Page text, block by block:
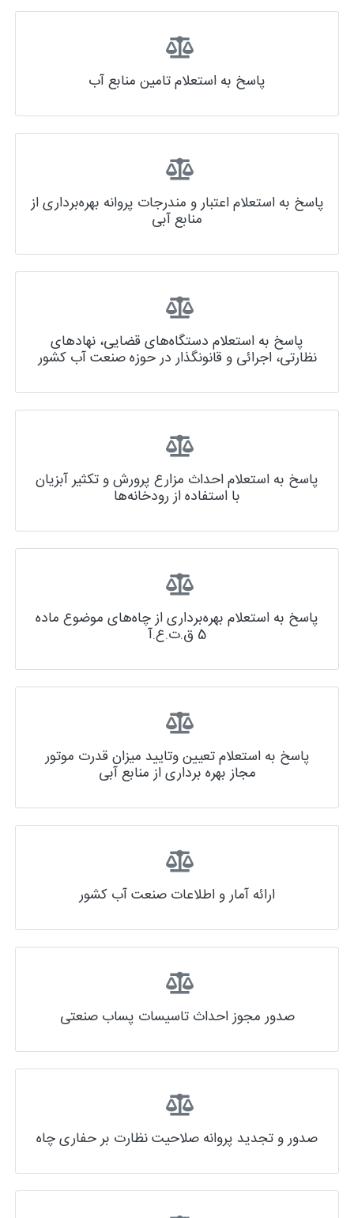
پاسخ به استعلام تامین منابع آب
پاسخ به استعلام اعتبار و مندرجات پروانه بهره‌برداری از
منابع آبی
پاسخ به استعلام دستگاه‌های قضایی، نهادهای
نظارتی، اجرائی و قانونگذار در حوزه صنعت آب کشور
پاسخ به استعلام احداث مزارع پرورش و تکثیر آبزیان
با استفاده از رودخانه‌ها
پاسخ به استعلام بهره‌برداری از چاه‌های موضوع ماده
5 ق.ت.ع.آ
پاسخ به استعلام تعیین وتایید میزان قدرت موتور
مجاز بهره برداری از منابع آبی
ارائه آمار و اطلاعات صنعت آب کشور
صدور مجوز احداث تاسیسات پساب صنعتی
صدور و تجدید پروانه صلاحیت نظارت بر حفاری چاه